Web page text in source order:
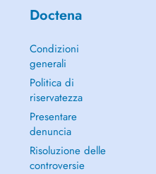
Doctena
Condizioni
generali
Politica di
riservatezza
Presentare
denuncia
Risoluzione delle
controversie